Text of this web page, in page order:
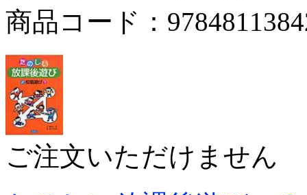
商品コード：
ご注文いただけません